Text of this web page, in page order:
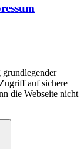
auf sichere
die Webseite nicht